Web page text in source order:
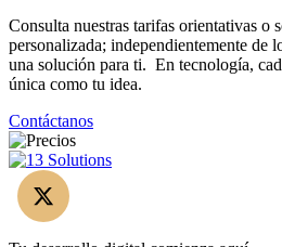
Consulta nuestras tarifas orientativas o
personalizada; independientemente de
una solución para ti. En tecnología,
única como tu idea.
Contáctanos